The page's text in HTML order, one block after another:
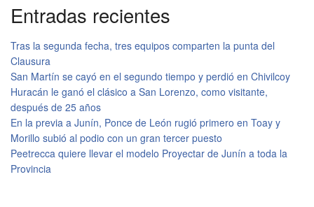
Entradas recientes
Tras la segunda fecha, tres equipos comparten la punta del
Clausura
San Martín se cayó en el segundo tiempo y perdió en Chivilcoy
Huracán le ganó el clásico a San Lorenzo, como visitante,
después de 25 años
En la previa a Junín, Ponce de León rugió primero en Toay y
Morillo subió al podio con un gran tercer puesto
Peetrecca quiere llevar el modelo Proyectar de Junín a toda la
Provincia